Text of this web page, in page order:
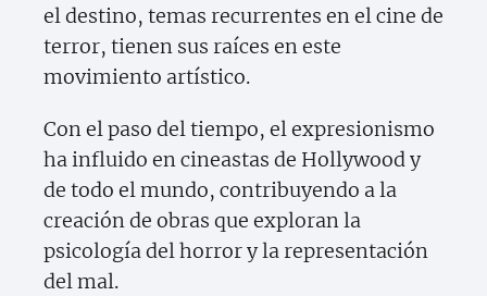
el destino, temas recurrentes en el cine de
terror, tienen sus raíces en este
movimiento artístico.
Con el paso del tiempo, el expresionismo
ha influido en cineastas de Hollywood y
de todo el mundo, contribuyendo a la
creación de obras que exploran la
psicología del horror y la representación
del mal.